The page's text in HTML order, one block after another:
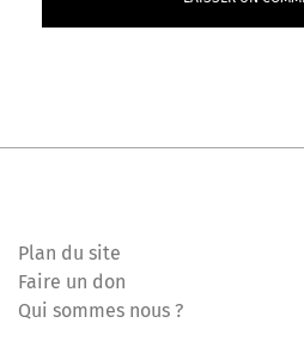
Plan du site
Faire un don
Qui sommes nous ?